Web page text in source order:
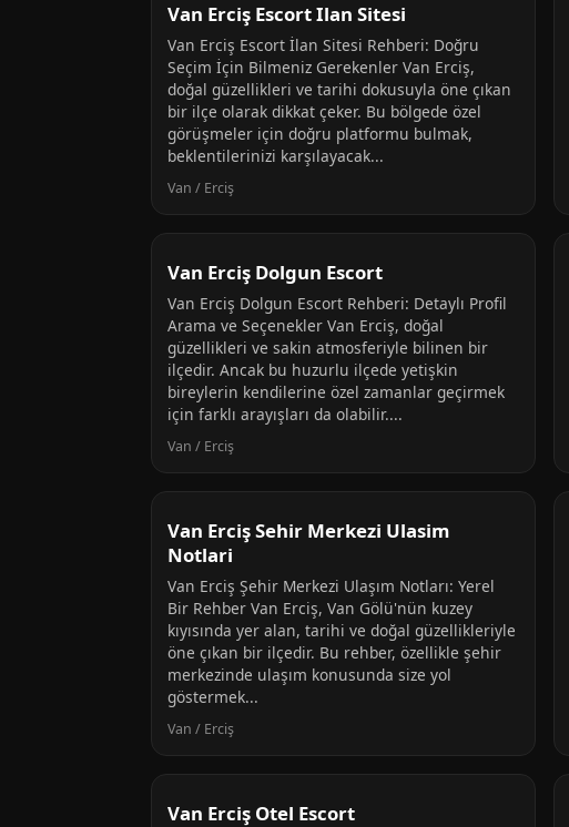
Van Erciş Escort Ilan Sitesi
Van Erciş Escort İlan Sitesi Rehberi: Doğru
Seçim İçin Bilmeniz Gerekenler Van Erciş,
doğal güzellikleri ve tarihi dokusuyla öne çıkan
bir ilçe olarak dikkat çeker. Bu bölgede özel
görüşmeler için doğru platformu bulmak,
beklentilerinizi karşılayacak...
Van / Erciş
Van Erciş Dolgun Escort
Van Erciş Dolgun Escort Rehberi: Detaylı Profil
Arama ve Seçenekler Van Erciş, doğal
güzellikleri ve sakin atmosferiyle bilinen bir
ilçedir. Ancak bu huzurlu ilçede yetişkin
bireylerin kendilerine özel zamanlar geçirmek
için farklı arayışları da olabilir....
Van / Erciş
Van Erciş Sehir Merkezi Ulasim
Notlari
Van Erciş Şehir Merkezi Ulaşım Notları: Yerel
Bir Rehber Van Erciş, Van Gölü'nün kuzey
kıyısında yer alan, tarihi ve doğal güzellikleriyle
öne çıkan bir ilçedir. Bu rehber, özellikle şehir
merkezinde ulaşım konusunda size yol
göstermek...
Van / Erciş
Van Erciş Otel Escort